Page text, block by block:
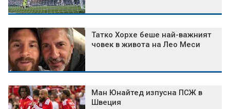
Татко Хорхе беше най-важният
човек в живота на Лео Меси
Ман Юнайтед изпусна ПСЖ в
Швеция